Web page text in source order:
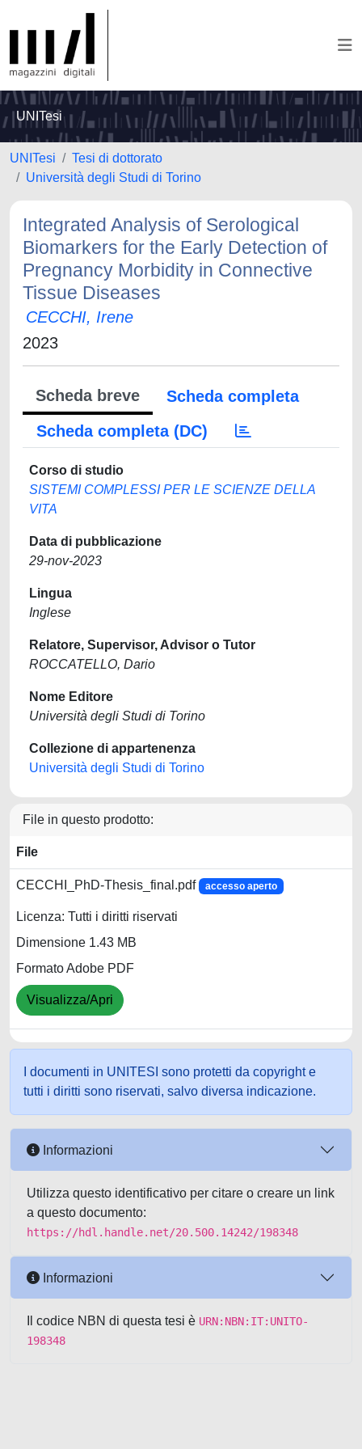
UNITesi
UNITesi
Tesi di dottorato
Università degli Studi di Torino
Integrated Analysis of Serological
Biomarkers for the Early Detection of
Pregnancy Morbidity in Connective
Tissue Diseases
CECCHI, Irene
2023
Scheda breve
Scheda completa
Scheda completa (DC)
Corso di studio
SISTEMI COMPLESSI PER LE SCIENZE DELLA
VITA
Data di pubblicazione
29-nov-2023
Lingua
Inglese
Relatore, Supervisor, Advisor o Tutor
ROCCATELLO, Dario
Nome Editore
Università degli Studi di Torino
Collezione di appartenenza
Università degli Studi di Torino
File in questo prodotto:
File
CECCHI_PhD-Thesis_final.pdf accesso aperto
Licenza: Tutti i diritti riservati
Dimensione 1.43 MB
Formato Adobe PDF
Visualizza/Apri
I documenti in UNITESI sono protetti da copyright e
tutti i diritti sono riservati, salvo diversa indicazione.
Informazioni
Utilizza questo identificativo per citare o creare un link
a questo documento:
https://hdl.handle.net/20.500.14242/198348
Informazioni
Il codice NBN di questa tesi è URN:NBN:IT:UNITO-
198348